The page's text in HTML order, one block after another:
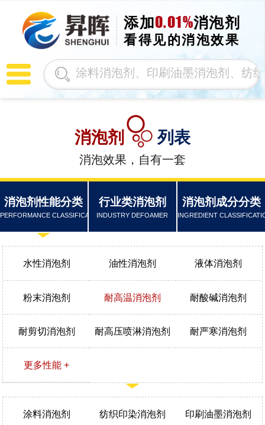
添加0.01%消泡剂
看得见的消泡效果
消泡剂 列表
消泡效果，自有一套
消泡剂性能分类
PERFORMANCE CLASSIFICATION
水性消泡剂 油性消泡剂 液体消泡剂
粉末消泡剂 耐高温消泡剂 耐酸碱消泡剂
耐剪切消泡剂 耐高压喷淋消泡剂 耐严寒消泡剂
更多性能 +
行业类消泡剂
INDUSTRY DEFOAMER
涂料消泡剂 纺织印染消泡剂 印刷油墨消泡剂
消泡剂成分分类
INGREDIENT